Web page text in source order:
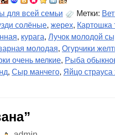
для всей семьи Метки:
солёные, жерех, Картошка
, курага, Лучок молодой
молодая, Огурчики
очень мелкие, Рыба
, Сыр манчего, Яйцо